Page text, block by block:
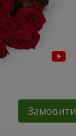
Замовити